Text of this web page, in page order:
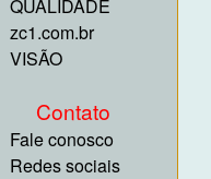
QUALIDADE
zc1.com.br
VISÃO
Contato
Fale conosco
Redes sociais